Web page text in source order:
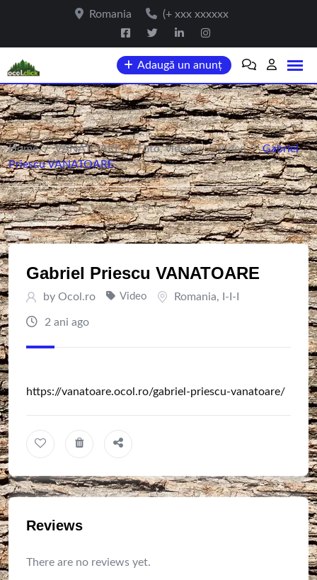
Romania (+ xxx xxxxxx
Adaugă un anunț
Home / VANATOARE / Foto, video... / Video / Gabriel
Priescu VANATOARE
Gabriel Priescu VANATOARE
by Ocol.ro Video Romania, I-I-I
2 ani ago
https://vanatoare.ocol.ro/gabriel-priescu-vanatoare/
Reviews
There are no reviews yet.